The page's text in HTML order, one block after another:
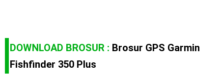
DOWNLOAD BROSUR : Brosur GPS Garmin
Fishfinder 350 Plus